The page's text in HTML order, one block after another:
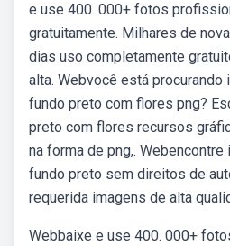
e use 400. 000+ fotos
gratuitamente. Milhares de
dias uso completamente
alta. Webvocê está procurando
fundo preto com flores png?
preto com flores recursos
na forma de png,.
fundo preto sem direitos de
requerida imagens de alta
Webbaixe e use 400. 000+